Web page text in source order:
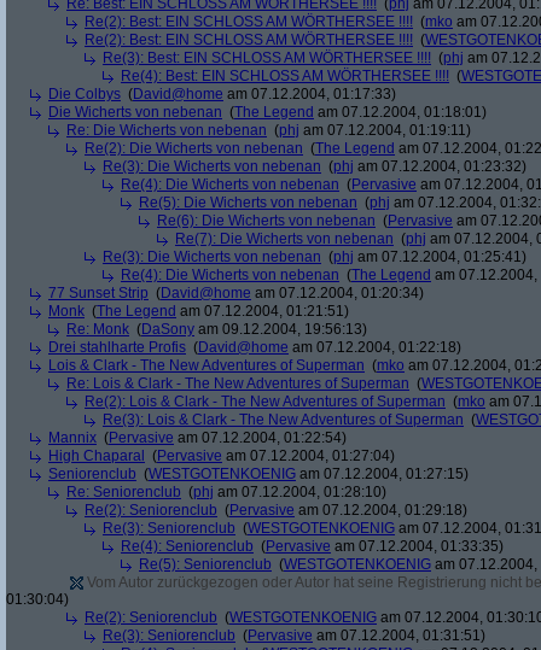
Re: Best: EIN SCHLOSS AM WÖRTHERSEE !!!! (phj am 07.12.2004,
Re(2): Best: EIN SCHLOSS AM WÖRTHERSEE !!!! (mko am
Re(2): Best: EIN SCHLOSS AM WÖRTHERSEE !!!! (
Re(3): Best: EIN SCHLOSS AM WÖRTHERSEE !!!! (phj am
Re(4): Best: EIN SCHLOSS AM WÖRTHERSEE !!!! (
Die Colbys (David@home am 07.12.2004, 01:17:33)
Die Wicherts von nebenan (The Legend am 07.12.2004, 01:18:01)
Re: Die Wicherts von nebenan (phj am 07.12.2004, 01:19:11)
Re(2): Die Wicherts von nebenan (The Legend am 07.12.2004,
Re(3): Die Wicherts von nebenan (phj am 07.12.2004, 01:23:32)
Re(4): Die Wicherts von nebenan (Pervasive am 07.12.2004,
Re(5): Die Wicherts von nebenan (phj am 07.12.2004,
Re(6): Die Wicherts von nebenan (Pervasive am
Re(7): Die Wicherts von nebenan (phj am 07.12.2004,
Re(3): Die Wicherts von nebenan (phj am 07.12.2004, 01:25:41)
Re(4): Die Wicherts von nebenan (The Legend am
77 Sunset Strip (David@home am 07.12.2004, 01:20:34)
Monk (The Legend am 07.12.2004, 01:21:51)
Re: Monk (DaSony am 09.12.2004, 19:56:13)
Drei stahlharte Profis (David@home am 07.12.2004, 01:22:18)
Lois & Clark - The New Adventures of Superman (mko am 07.12.2004,
Re: Lois & Clark - The New Adventures of Superman (
Re(2): Lois & Clark - The New Adventures of Superman (mko am
Re(3): Lois & Clark - The New Adventures of Superman (
Mannix (Pervasive am 07.12.2004, 01:22:54)
High Chaparal
(Pervasive am 07.12.2004, 01:27:04)
Seniorenclub (WESTGOTENKOENIG am 07.12.2004, 01:27:15)
Re: Seniorenclub (phj am 07.12.2004, 01:28:10)
Re(2): Seniorenclub (Pervasive am 07.12.2004, 01:29:18)
Re(3): Seniorenclub (WESTGOTENKOENIG am 07.12.2004,
Re(4): Seniorenclub (Pervasive am 07.12.2004, 01:33:35)
Re(5): Seniorenclub (WESTGOTENKOENIG am
Vom Autor zurückgezogen oder Autor hat seine Registrierung nicht
01:30:04)
Re(2): Seniorenclub (WESTGOTENKOENIG am 07.12.2004,
Re(3): Seniorenclub (Pervasive am 07.12.2004, 01:31:51)